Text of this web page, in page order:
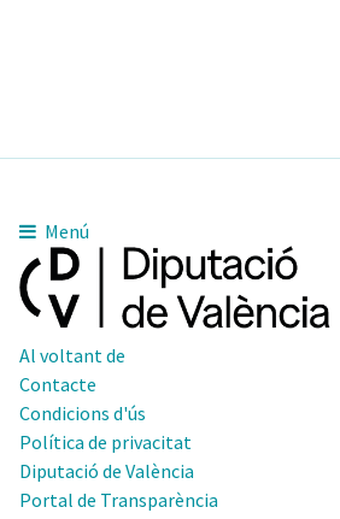
Menú
Al voltant de
Contacte
Condicions d'ús
Política de privacitat
Diputació de València
Portal de Transparència